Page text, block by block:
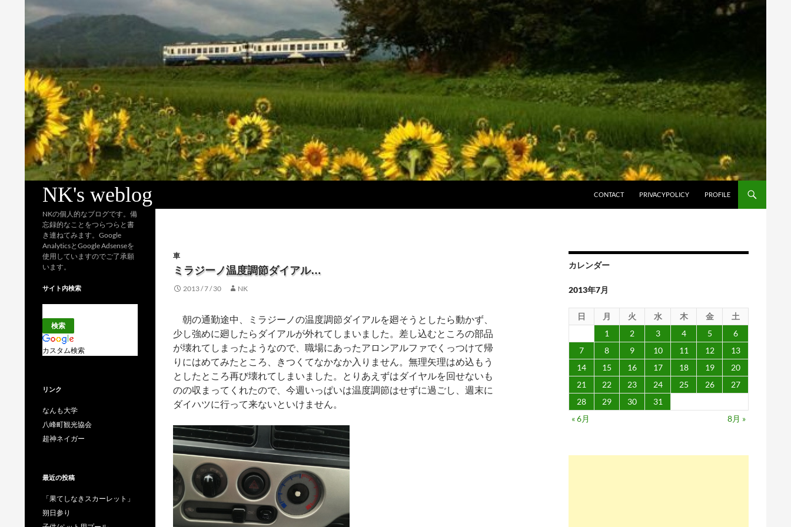
NK's weblog
CONTACT
PRIVACYPOLICY PROFILE
車
ミラジーノ温度調節ダイアル…
2013 / 7 / 30 NK
朝の通勤途中、ミラジーノの温度調節ダイアルを廻そうとしたら動かず、
少し強めに廻したらダイアルが外れてしまいました。差し込むところの部品
が壊れてしまったようなので、職場にあったアロンアルファでくっつけて帰
りにはめてみたところ、きつくてなかなか入りません。無理矢理はめ込もう
としたところ再び壊れてしまいました。とりあえずはダイヤルを回せないも
のの収まってくれたので、今週いっぱいは温度調節はせずに過ごし、週末に
ダイハツに行って来ないといけません。
カレンダー
2013年7月
日 月 火 水 木 金
土
1
2 3 4 5
6
7
8 9 10 11 12
13
14
15 16 17 18 19
20
21
22 23 24 25 26
27
28
29 30
31
« 6月
8月 »
NKの個人的なブログです。備
忘録的なことをつらつらと書
き連ねてみます。Google
AnalyticsとGoogle Adsenseを
使用していますのでご了承願
います。
サイト内検索
カスタム検索
リンク
なんも大学
八峰町観光協会
超神ネイガー
最近の投稿
「果てしなきスカーレット」
朔日参り